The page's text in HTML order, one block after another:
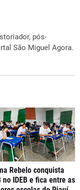
pós-
São Miguel Agora.
Rebelo conquista
no IDEB e fica entre as